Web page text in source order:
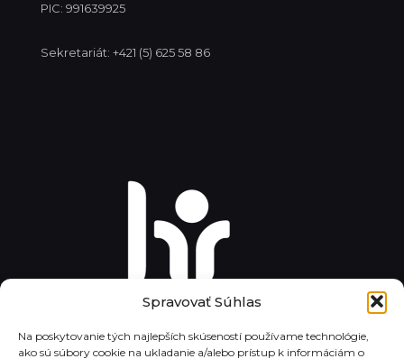
Spravovať Súhlas
Na poskytovanie tých najlepších skúseností používame technológie,
ako sú súbory cookie na ukladanie a/alebo prístup k informáciám o
PIC: 991639925
Sekretariát: +421 (5) 625 58 86